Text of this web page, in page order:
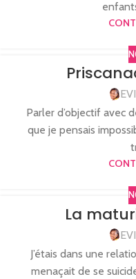
Parler d’objectif avec
que je pensais
La
J’étais dans une
menaçait de se